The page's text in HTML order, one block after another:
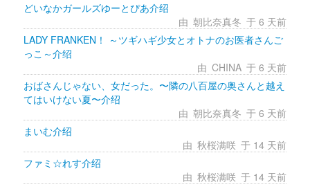
どいなかガールズゆーとぴあ介绍
由 朝比奈真冬 于 6 天前
LADY FRANKEN！ ～ツギハギ少女とオトナのお医者さんご
っこ～介绍
由 CHINA 于 6 天前
おばさんじゃない、女だった。〜隣の八百屋の奥さんと越え
てはいけない夏〜介绍
由 朝比奈真冬 于 6 天前
まいむ介绍
由 秋桜满咲 于 14 天前
ファミ☆れす介绍
由 秋桜满咲 于 14 天前